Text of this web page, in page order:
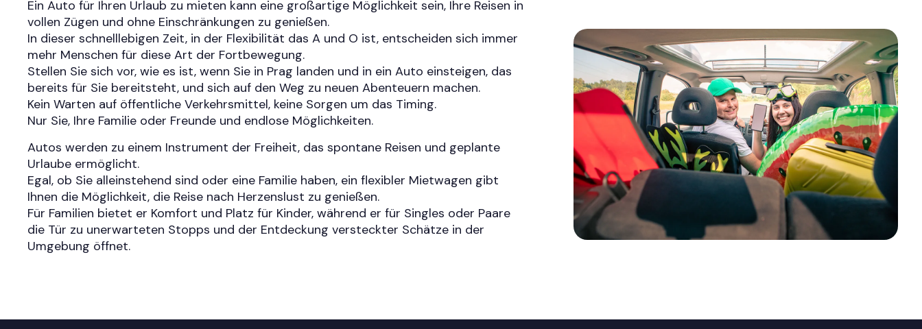
Ein Auto für Ihren Urlaub zu mieten kann eine großartige Möglichkeit sein, Ihre Reisen in
vollen Zügen und ohne Einschränkungen zu genießen.
In dieser schnelllebigen Zeit, in der Flexibilität das A und O ist, entscheiden sich immer
mehr Menschen für diese Art der Fortbewegung.
Stellen Sie sich vor, wie es ist, wenn Sie in Prag landen und in ein Auto einsteigen, das
bereits für Sie bereitsteht, und sich auf den Weg zu neuen Abenteuern machen.
Kein Warten auf öffentliche Verkehrsmittel, keine Sorgen um das Timing.
Nur Sie, Ihre Familie oder Freunde und endlose Möglichkeiten.
Autos werden zu einem Instrument der Freiheit, das spontane Reisen und geplante
Urlaube ermöglicht.
Egal, ob Sie alleinstehend sind oder eine Familie haben, ein flexibler Mietwagen gibt
Ihnen die Möglichkeit, die Reise nach Herzenslust zu genießen.
Für Familien bietet er Komfort und Platz für Kinder, während er für Singles oder Paare
die Tür zu unerwarteten Stopps und der Entdeckung versteckter Schätze in der
Umgebung öffnet.